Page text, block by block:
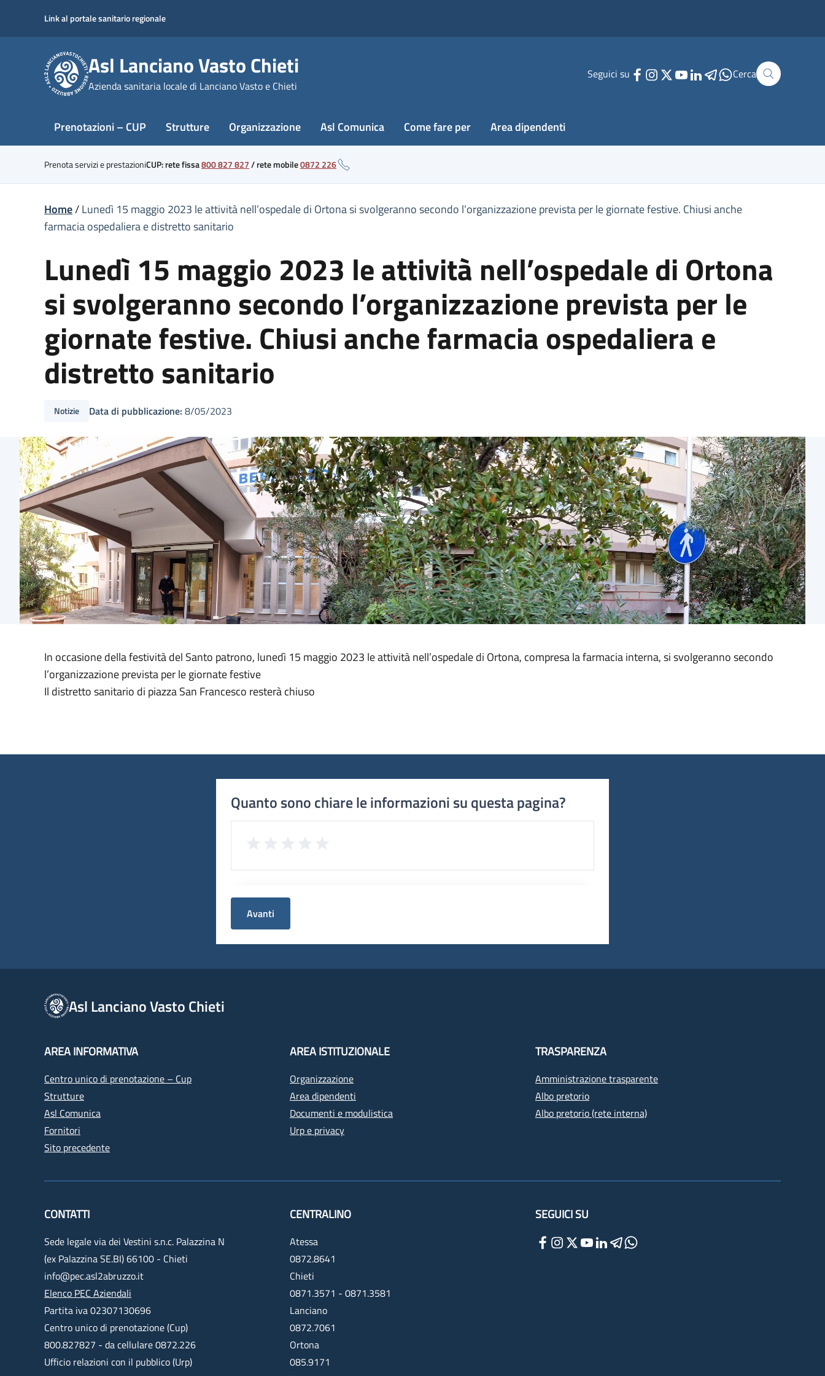
content
Link al portale sanitario regionale
Asl Lanciano Vasto Chieti
Azienda sanitaria locale di Lanciano Vasto e Chieti
Seguici su Cerca
Prenotazioni – CUP Strutture Organizzazione Asl Comunica Come fare per Area dipendenti
Prenota servizi e prestazioniCUP: rete fissa800 827 827/rete mobile0872 226
Home/Lunedì 15 maggio 2023 le attività nell’ospedale di Ortona si svolgeranno secondo l’organizzazione prevista per le giornate festive. Chiusi anche
farmacia ospedaliera e distretto sanitario
Lunedì 15 maggio 2023 le attività nell’ospedale di Ortona
si svolgeranno secondo l’organizzazione prevista per le
giornate festive. Chiusi anche farmacia ospedaliera e
distretto sanitario
Notizie Data di pubblicazione: 8/05/2023
In occasione della festività del Santo patrono, lunedì 15 maggio 2023 le attività nell’ospedale di Ortona, compresa la farmacia interna, si svolgeranno secondo
l’organizzazione prevista per le giornate festive
Il distretto sanitario di piazza San Francesco resterà chiuso
Quanto sono chiare le informazioni su questa pagina?
Avanti
Asl Lanciano Vasto Chieti
AREA INFORMATIVA
Centro unico di prenotazione – Cup
Strutture
Asl Comunica
Fornitori
Sito precedente
AREA ISTITUZIONALE
Organizzazione
Area dipendenti
Documenti e modulistica
Urp e privacy
TRASPARENZA
Amministrazione trasparente
Albo pretorio
Albo pretorio (rete interna)
CONTATTI
Sede legale via dei Vestini s.n.c. Palazzina N
(ex Palazzina SE.BI) 66100 - Chieti
info@pec.asl2abruzzo.it
Elenco PEC Aziendali
Partita iva 02307130696
Centro unico di prenotazione (Cup)
800.827827 - da cellulare 0872.226
Ufficio relazioni con il pubblico (Urp)
CENTRALINO
Atessa
0872.8641
Chieti
0871.3571 - 0871.3581
Lanciano
0872.7061
Ortona
085.9171
SEGUICI SU